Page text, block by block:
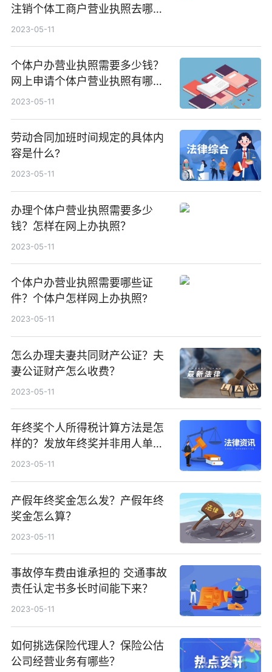
注销个体工商户营业执照去哪个
部门？
2023-05-11
个体户办营业执照需要多少钱？
网上申请个体户营业执照有哪些
流程？
2023-05-11
劳动合同加班时间规定的具体内
容是什么?
2023-05-11
办理个体户营业执照需要多少
钱？怎样在网上办执照？
2023-05-11
个体户办营业执照需要哪些证
件？个体户怎样网上办执照?
2023-05-11
怎么办理夫妻共同财产公证？夫
妻公证财产怎么收费？
2023-05-11
年终奖个人所得税计算方法是怎
样的？发放年终奖并非用人单位
的强制性义务吗？
2023-05-11
产假年终奖金怎么发？产假年终
奖金怎么算？
2023-05-11
事故停车费由谁承担的 交通事故
责任认定书多长时间能下来？
2023-05-11
如何挑选保险代理人？保险公估
公司经营业务有哪些？